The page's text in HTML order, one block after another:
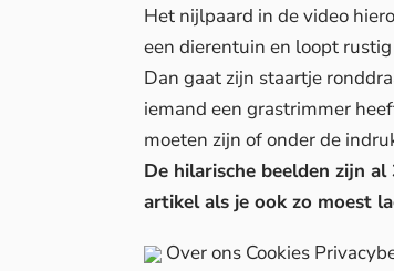
Het nijlpaard in de video
een dierentuin en loopt
Dan gaat zijn staartje
iemand een grastrimmer
moeten zijn of onder de
De hilarische beelden zijn
artikel als je ook zo moest
Over ons Cookies